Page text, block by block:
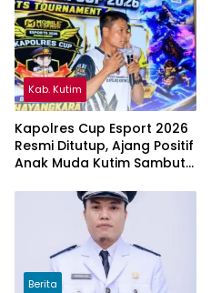
Kab. Kutim
Kapolres Cup Esport 2026
Resmi Ditutup, Ajang Positif
Anak Muda Kutim Sambut
Berita